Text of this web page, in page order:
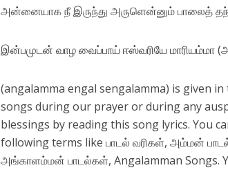
அன்னையாக நீ இருந்து அருளென்னும் பாலைத்
இன்பமுடன் வாழ வைப்பாய் ஈஸ்வரியே மாரியம்மா
(angalamma engal sengalamma) is given
songs during our prayer or during any
blessings by reading this song lyrics. You
following terms like பாடல் வரிகள், அம்மன்
அங்காளம்மன் பாடல்கள், Angalamman Songs.